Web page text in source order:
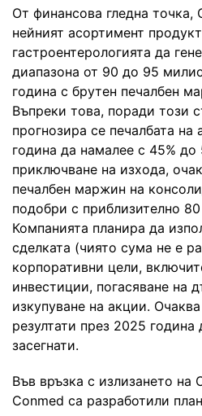
От финансова гледна точка,
нейният асортимент
гастроентерологията да
диапазона от 90 до 95
година с брутен печалбен
Въпреки това, поради този
прогнозира се печалбата на
година да намалее с 45% до
приключване на изхода,
печалбен маржин на
подобри с приблизително
Компанията планира да
сделката (чиято сума не е
корпоративни цели,
инвестиции, погасяване на
изкупуване на акции.
резултати през 2025 година
засегнати.
Във връзка с излизането на
Conmed са разработили